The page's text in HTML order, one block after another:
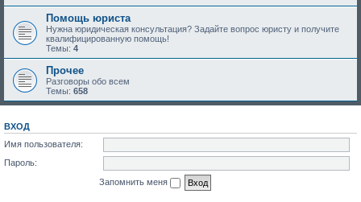
Помощь юриста
Нужна юридическая консультация? Задайте вопрос юристу и получите
квалифицированную помощь!
Темы: 4
Прочее
Разговоры обо всем
Темы: 658
ВХОД
Имя пользователя:
Пароль:
Запомнить меня